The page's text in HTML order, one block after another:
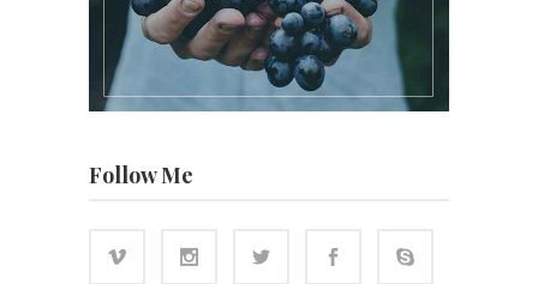
Follow Me